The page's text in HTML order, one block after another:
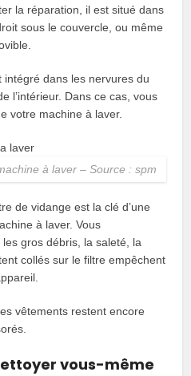
la réparation, il est situé dans
sous le couvercle, ou même
dans les nervures du
l’intérieur. Dans ce cas, vous
votre machine à laver.
à laver – Source : spm
de vidange est la clé d’une
à laver. Vous
gros débris, la saleté, la
collés sur le filtre empêchent
vêtements restent encore
vous-même